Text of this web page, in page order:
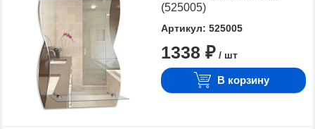
(525005)
Артикул: 525005
1338 ₽ / шт
В корзину